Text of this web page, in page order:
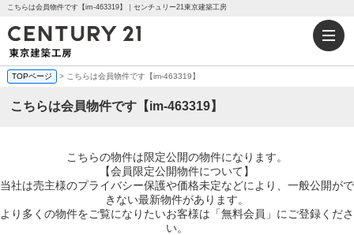
こちらは会員物件です【im-463319】｜センチュリー21東京建築工房
TOPページ > こちらは会員物件です【im-463319】
こちらは会員物件です【im-463319】
こちらの物件は限定公開の物件になります。
【会員限定公開物件について】
当社は売主様のプライバシー保護や価格未定などにより、一般公開がで
きない最新物件があります。
より多くの物件をご覧になりたいお客様は「無料会員」にご登録くださ
い。